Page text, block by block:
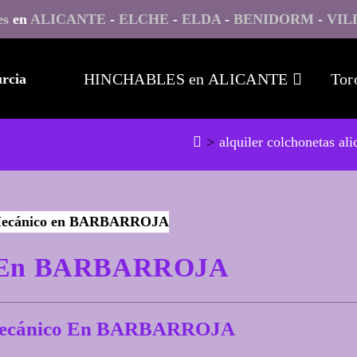
en ALICANTE - ELCHE - ELDA- BENIDORM -
HINCHABLES en ALICANTE
> alquiler colchonetas
BARBARROJA
En BARBARROJA